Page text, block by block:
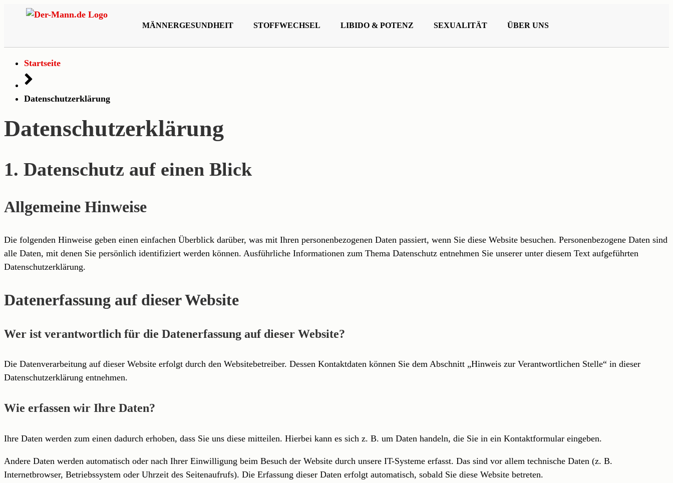
MÄNNERGESUNDHEIT STOFFWECHSEL LIBIDO & POTENZ SEXUALITÄT ÜBER UNS
Startseite
Datenschutzerklärung
Datenschutzerklärung
1. Datenschutz auf einen Blick
Allgemeine Hinweise
Die folgenden Hinweise geben einen einfachen Überblick darüber, was mit Ihren personenbezogenen Daten passiert, wenn Sie diese Website besuchen. Personenbezogene Daten sind
alle Daten, mit denen Sie persönlich identifiziert werden können. Ausführliche Informationen zum Thema Datenschutz entnehmen Sie unserer unter diesem Text aufgeführten
Datenschutzerklärung.
Datenerfassung auf dieser Website
Wer ist verantwortlich für die Datenerfassung auf dieser Website?
Die Datenverarbeitung auf dieser Website erfolgt durch den Websitebetreiber. Dessen Kontaktdaten können Sie dem Abschnitt „Hinweis zur Verantwortlichen Stelle“ in dieser
Datenschutzerklärung entnehmen.
Wie erfassen wir Ihre Daten?
Ihre Daten werden zum einen dadurch erhoben, dass Sie uns diese mitteilen. Hierbei kann es sich z. B. um Daten handeln, die Sie in ein Kontaktformular eingeben.
Andere Daten werden automatisch oder nach Ihrer Einwilligung beim Besuch der Website durch unsere IT-Systeme erfasst. Das sind vor allem technische Daten (z. B.
Internetbrowser, Betriebssystem oder Uhrzeit des Seitenaufrufs). Die Erfassung dieser Daten erfolgt automatisch, sobald Sie diese Website betreten.